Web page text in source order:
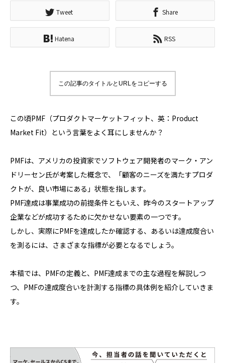
Tweet Share
Hatena RSS
この記事のタイトルとURLをコピーする
この頃PMF（プロダクトマーケットフィット、英：Product
Market Fit）という言葉をよく耳にしませんか？
PMFは、アメリカの投資家でソフトウェア開発者のマーク・アン
ドリーセン氏が考案した概念で、「顧客のニーズを満たすプロダ
クトが、良い市場にある」状態を指します。
PMF達成は事業成功の前提条件ともいえ、昨今のスタートアップ
企業などが成功するために欠かせない要素の一つです。
しかし、実際にPMFを達成したか確認する、あるいは達成度合い
を測るには、さまざまな指標が必要となるでしょう。
本稿では、PMFの定義と、PMF達成までの主な過程を解説しつ
つ、PMFの達成度合いを計測する指標の具体例を紹介していきま
す。